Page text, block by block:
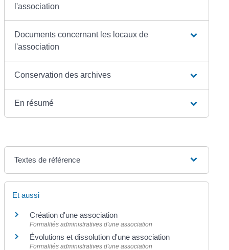
l'association
Documents concernant les locaux de
l'association
Conservation des archives
En résumé
Textes de référence
Et aussi
Création d'une association
Formalités administratives d'une association
Évolutions et dissolution d'une association
Formalités administratives d'une association